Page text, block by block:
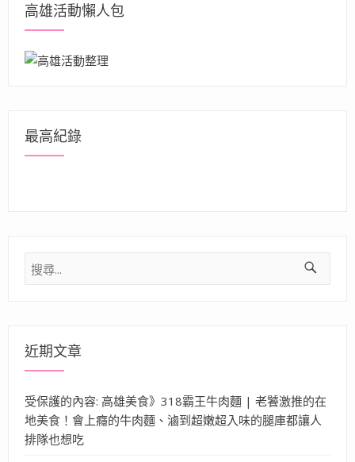
高雄活動懶人包
最高紀錄
搜
尋
近期文章
受保護的內容: 高雄美食》318霸王牛肉麵 | 老饕激推的在
地美食！會上癮的牛肉麵、滷到超嫩超入味的腿庫都讓人
排隊也想吃